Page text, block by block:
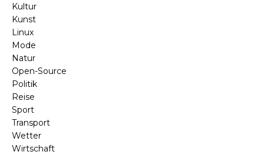
Kultur
Kunst
Linux
Mode
Natur
Open-Source
Politik
Reise
Sport
Transport
Wetter
Wirtschaft